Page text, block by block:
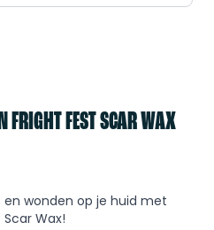
FRIGHT FEST SCAR WAX
wonden op je huid met
Wax!